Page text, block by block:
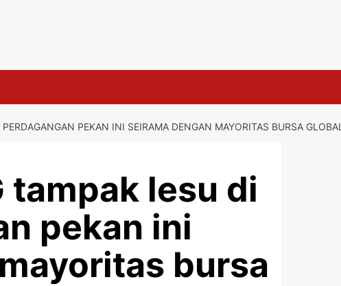
PEKAN INI SEIRAMA DENGAN MAYORITAS BURSA GLOBAL
tampak lesu di
pekan ini
bursa